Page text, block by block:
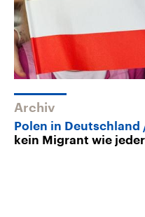
Archiv
Polen in Deutschland
kein Migrant wie